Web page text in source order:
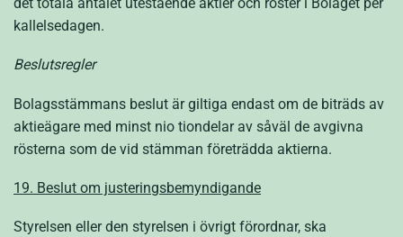
kallelsedagen.
Beslutsregler
Bolagsstämmans beslut är giltiga endast om de biträds av
aktieägare med minst nio tiondelar av såväl de avgivna
rösterna som de vid stämman företrädda aktierna.
19. Beslut om justeringsbemyndigande
Styrelsen eller den styrelsen i övrigt förordnar, ska